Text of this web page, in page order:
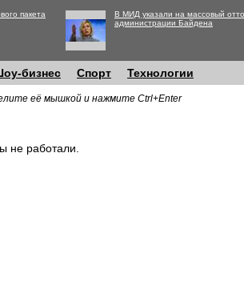
пакета
В МИД указали на массовый
администрации Байдена
бизнес Спорт Технологии
её мышкой и нажмите Ctrl+Enter
не работали.